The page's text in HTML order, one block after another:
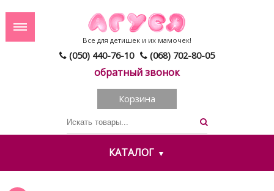
(050) 440-76-10 (068) 702-80-05
обратный звонок
Все для детишек и их мамочек!
Корзина
КАТАЛОГ